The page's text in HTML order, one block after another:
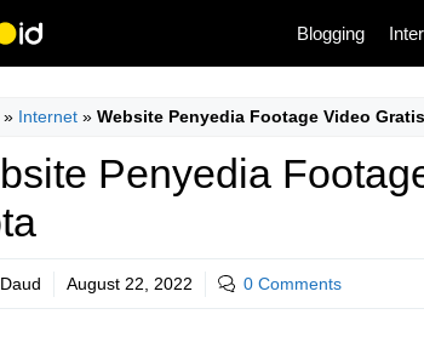
Blogging
Internet» Website Penyedia Footage Video
Penyedia
Daud August 22, 2022 0 Comments